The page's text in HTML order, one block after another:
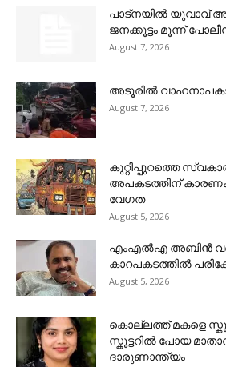
പാട്നയിൽ യുവാവ്
ജനക്കൂട്ടം മൂന്ന്
August 7, 2026
അടൂരിൽ
August 7, 2026
കുറ്റിപ്പുറത്തെ
അപകടത്തിന്
വേഗത
August 5, 2026
എംഎൽഎ അബിൻ
കാറപകടത്തിൽ
August 5, 2026
കൊല്ലത്ത് മകളെ
സ്കൂട്ടറിൽ പോയ
ദാരുണാന്ത്യം